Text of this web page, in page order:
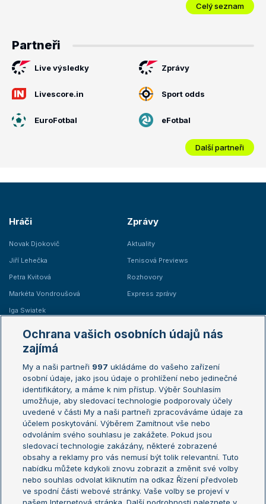
Celý seznam
Partneři
Live výsledky Zprávy
Livescore.in Sport odds
EuroFotbal eFotbal
Další partneři
Hráči
Novak Djokovič
Jiří Lehečka
Petra Kvitová
Markéta Vondroušová
Iga Swiatek
Zprávy
Aktuality
Tenisová Previews
Rozhovory
Express zprávy
Žebříčky
Žebříček ATP (muži)
Žebříček WTA (ženy)
Sázkařský žebříček
Australian Open
French Open
Wimbledon
US Open
Turnaj mistrů
Turnaj mistryň
Aktualní trendy
Fotbalové přestupy
Ochrana vašich osobních údajů nás
zajímá
My a naši partneři 997 ukládáme do vašeho zařízení
osobní údaje, jako jsou údaje o prohlížení nebo jedinečné
identifikátory, a máme k nim přístup. Výběr Souhlasím
umožňuje, aby sledovací technologie podporovaly účely
uvedené v části My a naši partneři zpracováváme údaje za
účelem poskytování. Výběrem Zamítnout vše nebo
odvoláním svého souhlasu je zakážete. Pokud jsou
sledovací technologie zakázány, některé zobrazené
obsahy a reklamy pro vás nemusí být tolik relevantní. Tuto
nabídku můžete kdykoli znovu zobrazit a změnit své volby
nebo souhlas odvolat kliknutím na odkaz Řízení předvoleb
ve spodní části webové stránky. Vaše volby se projeví v